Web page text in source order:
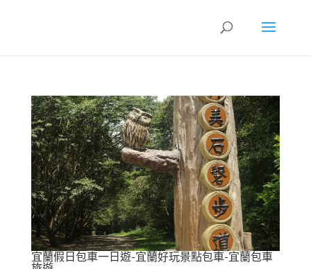
宜蘭假日包車一日遊-宜蘭好玩景點包車-宜蘭包車